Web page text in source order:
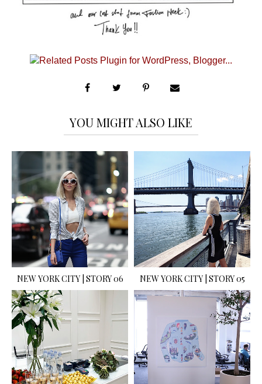
YOU MIGHT ALSO LIKE
NEW YORK CITY | STORY 06 NEW YORK CITY | STORY 05